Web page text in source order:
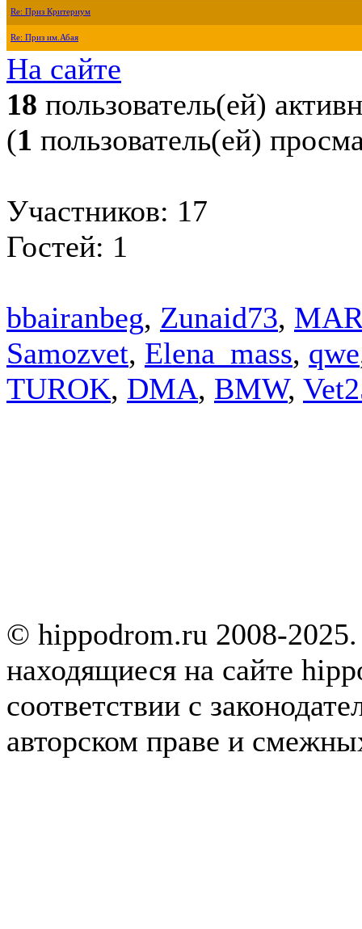
Re: Приз Критериум
Re: Приз им.Абая
На сайте
18 пользователь(ей)
(1 пользователь(ей)
Участников: 17
Гостей: 1
bbairanbeg, Zunaid73,
Samozvet, Elena_mass, qwe
TUROK, DMA, BMW,
© hippodrom.ru 2008-
находящиеся на сайте
соответствии с
авторском праве и